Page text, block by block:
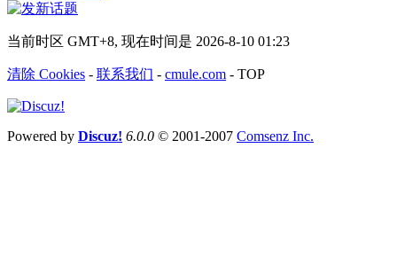
当前时区 GMT+8, 现在时间是 2026-8-10 01:23
清除 Cookies - 联系我们 - cmule.com - TOP
Powered by Discuz! 6.0.0 © 2001-2007 Comsenz Inc.